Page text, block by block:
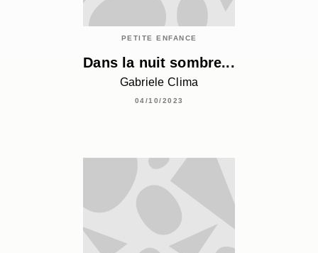
PETITE ENFANCE
Dans la nuit sombre...
Gabriele Clima
04/10/2023